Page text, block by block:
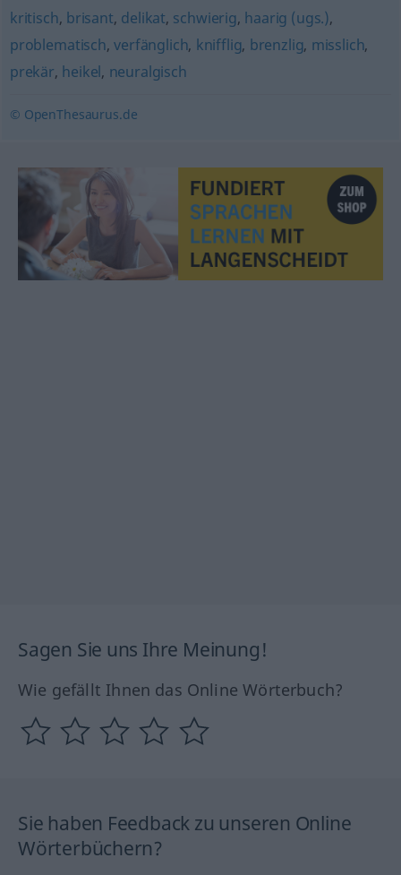
kritisch, brisant, delikat, schwierig, haarig (ugs.),
problematisch,verfänglich, knifflig, brenzlig, misslich,
prekär, heikel, neuralgisch
© OpenThesaurus.de
Sagen Sie uns Ihre Meinung!
Wie gefällt Ihnen das Online Wörterbuch?
Sie haben Feedback zu unseren Online
Wörterbüchern?